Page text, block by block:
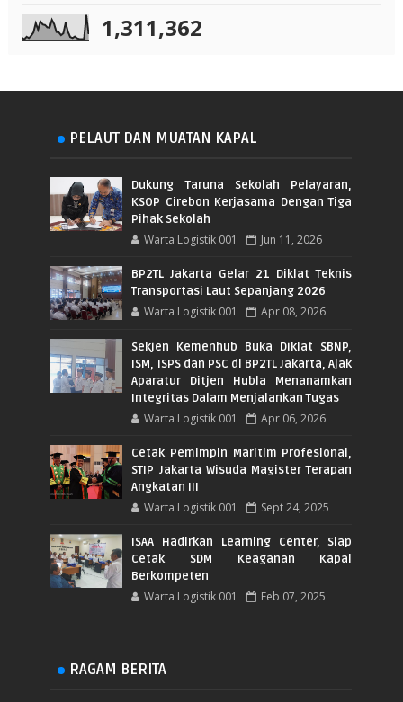
1,311,362
PELAUT DAN MUATAN KAPAL
Dukung Taruna Sekolah Pelayaran,
KSOP Cirebon Kerjasama Dengan Tiga
Pihak Sekolah
Warta Logistik 001 Jun 11, 2026
BP2TL Jakarta Gelar 21 Diklat Teknis
Transportasi Laut Sepanjang 2026
Warta Logistik 001 Apr 08, 2026
Sekjen Kemenhub Buka Diklat SBNP,
ISM, ISPS dan PSC di BP2TL Jakarta, Ajak
Aparatur Ditjen Hubla Menanamkan
Integritas Dalam Menjalankan Tugas
Warta Logistik 001 Apr 06, 2026
Cetak Pemimpin Maritim Profesional,
STIP Jakarta Wisuda Magister Terapan
Angkatan III
Warta Logistik 001 Sept 24, 2025
ISAA Hadirkan Learning Center, Siap
Cetak SDM Keaganan Kapal
Berkompeten
Warta Logistik 001 Feb 07, 2025
RAGAM BERITA